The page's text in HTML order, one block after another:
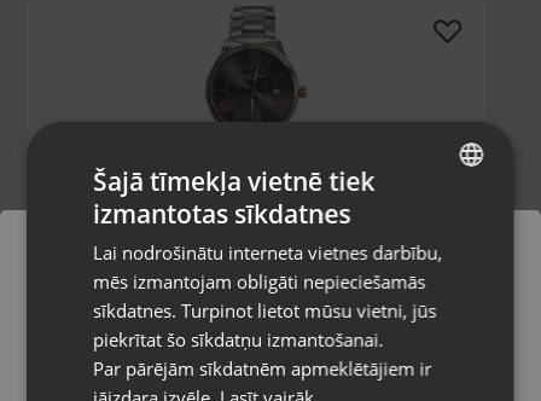
Frederique Constant FC-253MDG5B
Rīga, Dižozolu iela 11
Stāvoklis Lietots (Garantija 6 mēneši)
499.00€
€ /mēn.
Pasūtījumi tiks piegādāti uz
izvēlēto valsti
RUSSIAN
Šajā tīmekļa vietnē tiek
izmantotas sīkdatnes
Lai nodrošinātu interneta vietnes darbību,
mēs izmantojam obligāti nepieciešamās
sīkdatnes. Turpinot lietot mūsu vietni, jūs
piekrītat šo sīkdatņu izmantošanai.
Par pārējām sīkdatnēm apmeklētājiem ir